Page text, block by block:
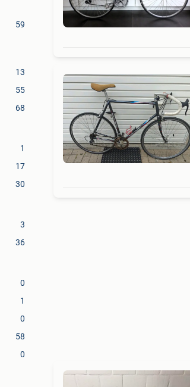
59
13
55
68
1
17
30
3
36
0
1
0
58
0